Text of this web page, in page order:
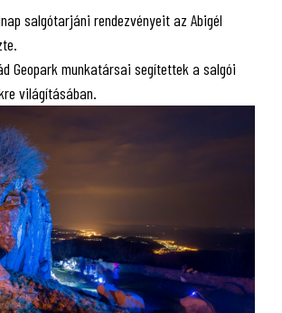
salgótarjáni rendezvényeit az Abigél
Geopark munkatársai segítettek a salgói
világításában.